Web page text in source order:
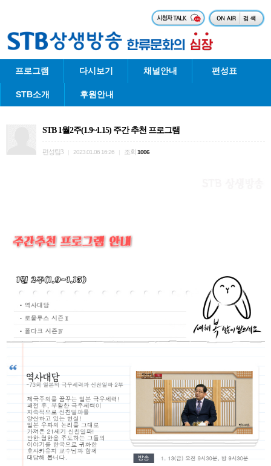
프로그램 다시보기 채널안내 편성표
STB소개 후원안내
STB 1월2주(1.9~1.15) 주간 추천 프로그램
편성팀3 2023.01.06 16:26 조회 1006